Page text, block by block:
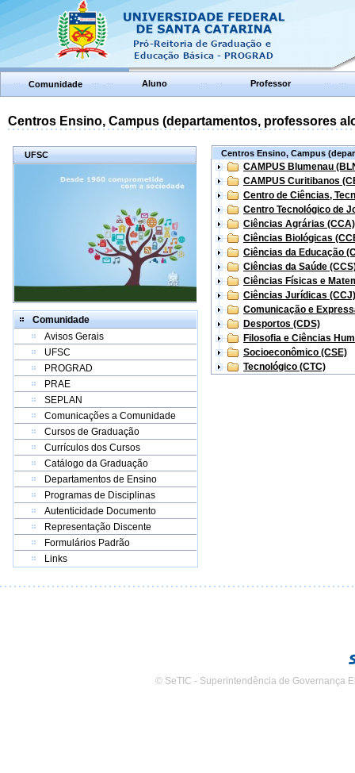
Comunidade Aluno Professor
Centros Ensino, Campus (departamentos, professores
UFSC
Comunidade
Avisos Gerais
UFSC
PROGRAD
PRAE
SEPLAN
Comunicações a Comunidade
Cursos de Graduação
Currículos dos Cursos
Catálogo da Graduação
Departamentos de Ensino
Programas de Disciplinas
Autenticidade Documento
Representação Discente
Formulários Padrão
Links
Centros Ensino, Campus
CAMPUS Blumenau
CAMPUS Curitibanos
Centro de Ciências,
Centro Tecnológico de
Ciências Agrárias (CCA)
Ciências Biológicas
Ciências da Educação
Ciências da Saúde
Ciências Físicas e
Ciências Jurídicas (CCJ)
Comunicação e
Desportos (CDS)
Filosofia e Ciências
Socioeconômico (CSE)
Tecnológico (CTC)
© SeTIC - Superintendência de Governança